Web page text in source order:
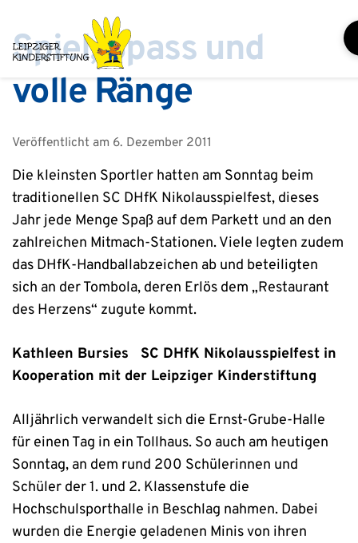
Inhalt
springen
Spiel, Spass und
volle Ränge
Veröffentlicht am 6. Dezember 2011
Die kleinsten Sportler hatten am Sonntag beim
traditionellen SC DHfK Nikolausspielfest, dieses
Jahr jede Menge Spaß auf dem Parkett und an den
zahlreichen Mitmach-Stationen. Viele legten zudem
das DHfK-Handballabzeichen ab und beteiligten
sich an der Tombola, deren Erlös dem „Restaurant
des Herzens“ zugute kommt.
Kathleen Bursies SC DHfK Nikolausspielfest in
Kooperation mit der Leipziger Kinderstiftung
Alljährlich verwandelt sich die Ernst-Grube-Halle
für einen Tag in ein Tollhaus. So auch am heutigen
Sonntag, an dem rund 200 Schülerinnen und
Schüler der 1. und 2. Klassenstufe die
Hochschulsporthalle in Beschlag nahmen. Dabei
wurden die Energie geladenen Minis von ihren